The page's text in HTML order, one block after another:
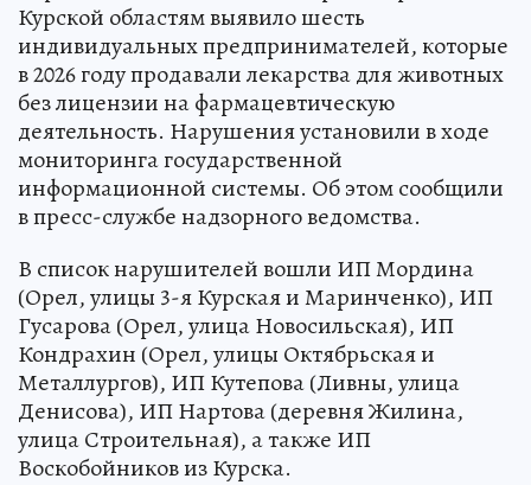
Курской областям выявило шесть
индивидуальных предпринимателей, которые
в 2026 году продавали лекарства для животных
без лицензии на фармацевтическую
деятельность. Нарушения установили в ходе
мониторинга государственной
информационной системы. Об этом сообщили
в пресс-службе надзорного ведомства.
В список нарушителей вошли ИП Мордина
(Орел, улицы 3-я Курская и Маринченко), ИП
Гусарова (Орел, улица Новосильская), ИП
Кондрахин (Орел, улицы Октябрьская и
Металлургов), ИП Кутепова (Ливны, улица
Денисова), ИП Нартова (деревня Жилина,
улица Строительная), а также ИП
Воскобойников из Курска.